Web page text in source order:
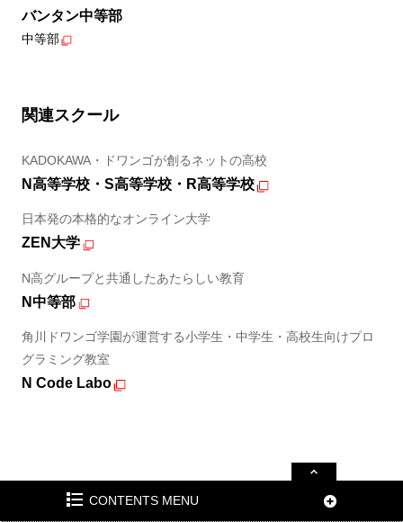
バンタン中等部
中等部
関連スクール
KADOKAWA・ドワンゴが創るネットの高校
N高等学校・S高等学校・R高等学校
日本発の本格的なオンライン大学
ZEN大学
N高グループと共通したあたらしい教育
N中等部
角川ドワンゴ学園が運営する小学生・中学生・高校生向けプロ
グラミング教室
N Code Labo
CONTENTS MENU